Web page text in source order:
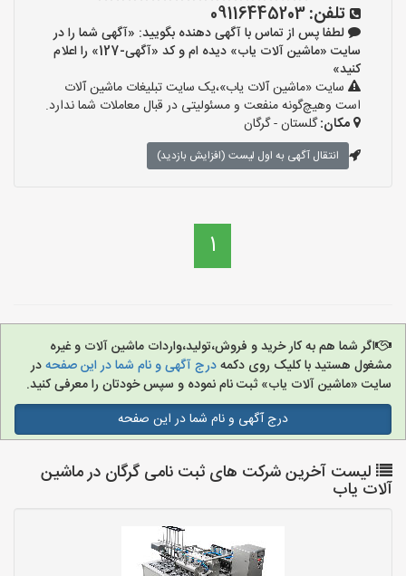
تلفن:09116445203
لطفا پس از تماس با آگهی دهنده بگویید: «آگهی شما را در
سایت «ماشین آلات یاب» دیده ام و کد «آگهی-127» را اعلام
کنید»
سایت «ماشین آلات یاب»،یک سایت تبلیغات ماشین آلات
است وهیچ‌گونه منفعت و مسئولیتی در قبال معاملات شما ندارد.
مکان:گلستان - گرگان
انتقال آگهی به اول لیست (افزایش بازدید)
1
اگر شما هم به کار خرید و فروش،تولید،واردات ماشین آلات و غیره
مشغول هستید با کلیک روی دکمهدرج آگهی و نام شما در این صفحهدر
سایت «ماشین آلات یاب» ثبت نام نموده و سپس خودتان را معرفی کنید.
درج آگهی و نام شما در این صفحه
لیست آخرین شرکت های ثبت نامی گرگان در ماشین
آلات یاب